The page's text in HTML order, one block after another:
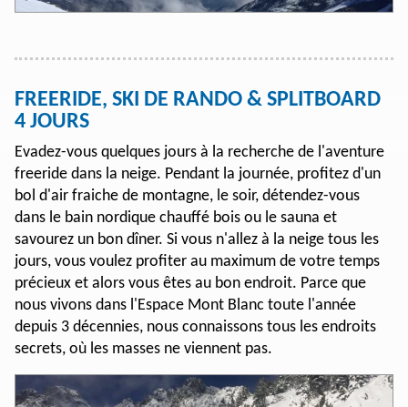
FREERIDE, SKI DE RANDO & SPLITBOARD
4 JOURS
Evadez-vous quelques jours à la recherche de l'aventure
freeride dans la neige. Pendant la journée, profitez d'un
bol d'air fraiche de montagne, le soir, détendez-vous
dans le bain nordique chauffé bois ou le sauna et
savourez un bon dîner. Si vous n'allez à la neige tous les
jours, vous voulez profiter au maximum de votre temps
précieux et alors vous êtes au bon endroit. Parce que
nous vivons dans l'Espace Mont Blanc toute l'année
depuis 3 décennies, nous connaissons tous les endroits
secrets, où les masses ne viennent pas.